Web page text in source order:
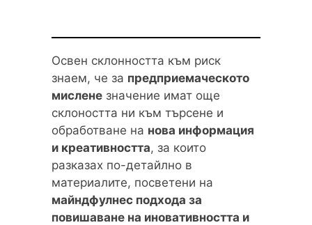
Освен склонността към риск
знаем, че за предприемаческото
мислене значение имат още
склоността ни към търсене и
обработване на нова информация
и креативността, за които
разказах по-детайлно в
материалите, посветени на
майндфулнес подхода за
повишаване на иновативността и